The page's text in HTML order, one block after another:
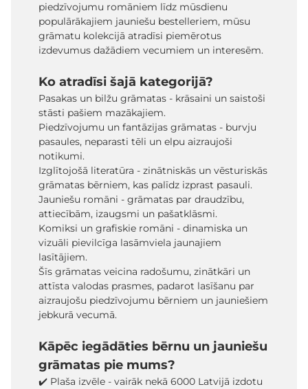
piedzīvojumu romāniem līdz mūsdienu
populārākajiem jauniešu bestelleriem, mūsu
grāmatu kolekcijā atradīsi piemērotus
izdevumus dažādiem vecumiem un interesēm.
Ko atradīsi šajā kategorijā?
Pasakas un bilžu grāmatas - krāsaini un saistoši
stāsti pašiem mazākajiem.
Piedzīvojumu un fantāzijas grāmatas - burvju
pasaules, neparasti tēli un elpu aizraujoši
notikumi.
Izglītojošā literatūra - zinātniskās un vēsturiskās
grāmatas bērniem, kas palīdz izprast pasauli.
Jauniešu romāni - grāmatas par draudzību,
attiecībām, izaugsmi un pašatklāsmi.
Komiksi un grafiskie romāni - dinamiska un
vizuāli pievilcīga lasāmviela jaunajiem
lasītājiem.
Šīs grāmatas veicina radošumu, zinātkāri un
attīsta valodas prasmes, padarot lasīšanu par
aizraujošu piedzīvojumu bērniem un jauniešiem
jebkurā vecumā.
Kāpēc iegādāties bērnu un jauniešu
grāmatas pie mums?
✔️ Plaša izvēle - vairāk nekā 6000 Latvijā izdotu